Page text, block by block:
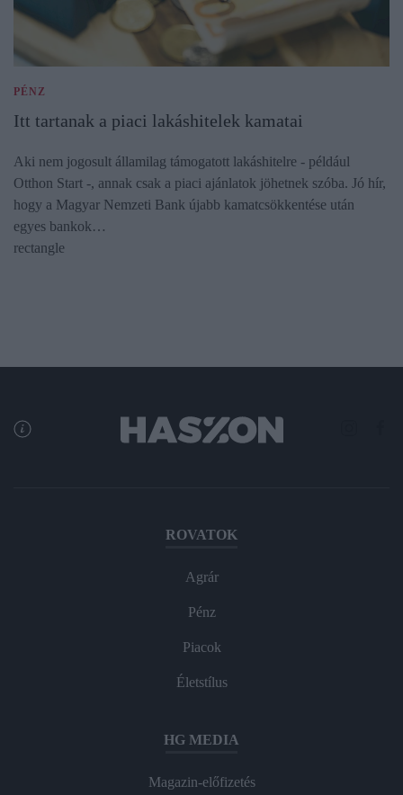
PÉNZ
Itt tartanak a piaci lakáshitelek kamatai
Aki nem jogosult államilag támogatott lakáshitelre - például
Otthon Start -, annak csak a piaci ajánlatok jöhetnek szóba. Jó hír,
hogy a Magyar Nemzeti Bank újabb kamatcsökkentése után
egyes bankok…
rectangle
ROVATOK
Agrár
Pénz
Piacok
Életstílus
HG MEDIA
Magazin-előfizetés